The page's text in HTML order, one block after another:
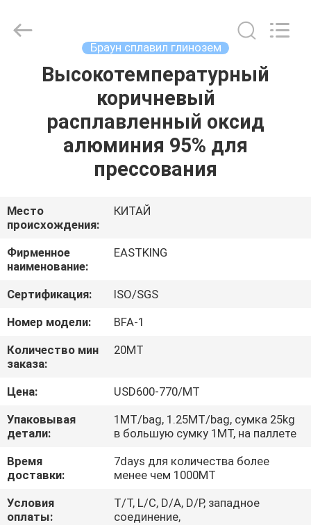
ДОМ
ПРОДУКТЫ
ПУТЕШЕСТВИЕ
ФАБРИКИ
ПРОВЕРКА
КАЧЕСТВА
СВЯЖИТЕСЬ
МЫ
НОВОСТИ
СЛУЧАИ
цвета
поставщик.
Браун сплавил глинозем
Высокотемпературный
коричневый
расплавленный оксид
алюминия 95% для
прессования
Место
происхождения:
КИТАЙ
Фирменное
наименование:
EASTKING
Сертификация:
ISO/SGS
Номер модели:
BFA-1
Количество мин
заказа:
20МТ
Цена:
USD600-770/MT
Упаковывая
детали:
1MT/bag, 1.25MT/bag, сумка 25kg
в большую сумку 1MT, на паллете
Время
доставки:
7days для количества более
менее чем 1000MT
Условия
оплаты:
T/T, L/C, D/A, D/P, западное
соединение,